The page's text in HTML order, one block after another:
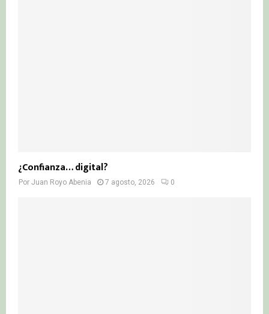
¿Confianza… digital?
Por Juan Royo Abenia 7 agosto, 2026 0